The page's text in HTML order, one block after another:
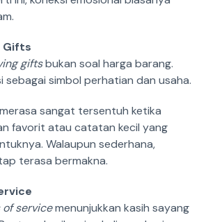
Gifts
giftsbukan soal harga barang.
sebagai simbol perhatian dan usaha.
sangat tersentuh ketika
favorit atau catatan kecil yang
Walaupun sederhana,
terasa bermakna.
of servicemenunjukkan kasih sayang